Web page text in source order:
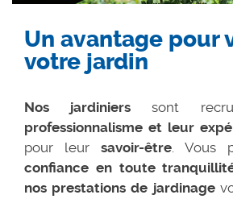
Un avantage pour
votre jardin
Nos jardiniers sont
professionnalisme et leur
pour leur savoir-être. Vous
confiance en toute
nos prestations de jardinage